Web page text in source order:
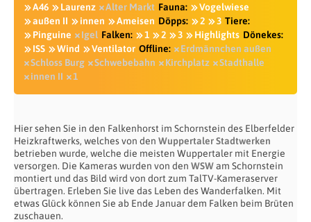
A46
Laurenz Alter Markt Fauna:
Vogelwiese
außen II
innen Ameisen Döpps: 2 3 Tiere:
Pinguine
Igel Falken: 1 2 3 Highlights Dönekes:
ISS
Wind Ventilator Offline:
Erdmännchen außen
Schloss Burg
Schwebebahn Kirchplatz
Stadthalle
innen II
1
Hier sehen Sie in den Falkenhorst im Schornstein des Elberfelder
Heizkraftwerks, welches von den Wuppertaler Stadtwerken
betrieben wurde, welche die meisten Wuppertaler mit Energie
versorgen. Die Kameras wurden von den WSWam Schornstein
montiert und das Bild wird von dort zum TalTV-Kameraserver
übertragen. Erleben Sie live das Leben des Wanderfalken. Mit
etwas Glück können Sie ab Ende Januar dem Falken beim Brüten
zuschauen.